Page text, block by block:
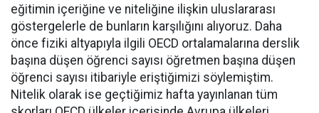
eğitimin içeriğine ve niteliğine ilişkin uluslararası
göstergelerle de bunların karşılığını alıyoruz. Daha
önce fiziki altyapıyla ilgili OECD ortalamalarına derslik
başına düşen öğrenci sayısı öğretmen başına düşen
öğrenci sayısı itibariyle eriştiğimizi söylemiştim.
Nitelik olarak ise geçtiğimiz hafta yayınlanan tüm